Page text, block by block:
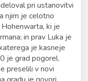
pri ustanovitvi
njim je celotno
ki je
in prav Luka je
je kasneje
je grad pogorel.
preselili v novi